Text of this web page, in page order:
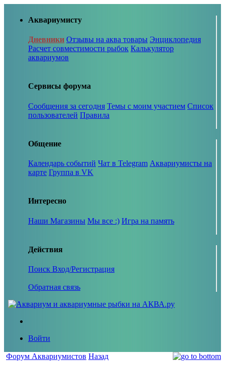
Аквариумисту
Дневники Отзывы на аква товары Энциклопедия
Расчет совместимости рыбок Калькулятор
аквариумов
Сервисы форума
Сообщения за сегодня Темы с моим участием Список
пользователей Правила
Общение
Календарь событий Чат в Telegram Аквариумисты на
карте Группа в VK
Интересно
Наши Магазины Мы все :) Игра на память
Действия
Поиск Вход/Регистрация
Обратная связь
Войти
Форум Аквариумистов Назад